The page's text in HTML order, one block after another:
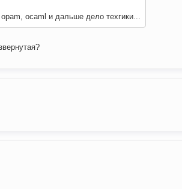
ocaml и дальше дело техгики...